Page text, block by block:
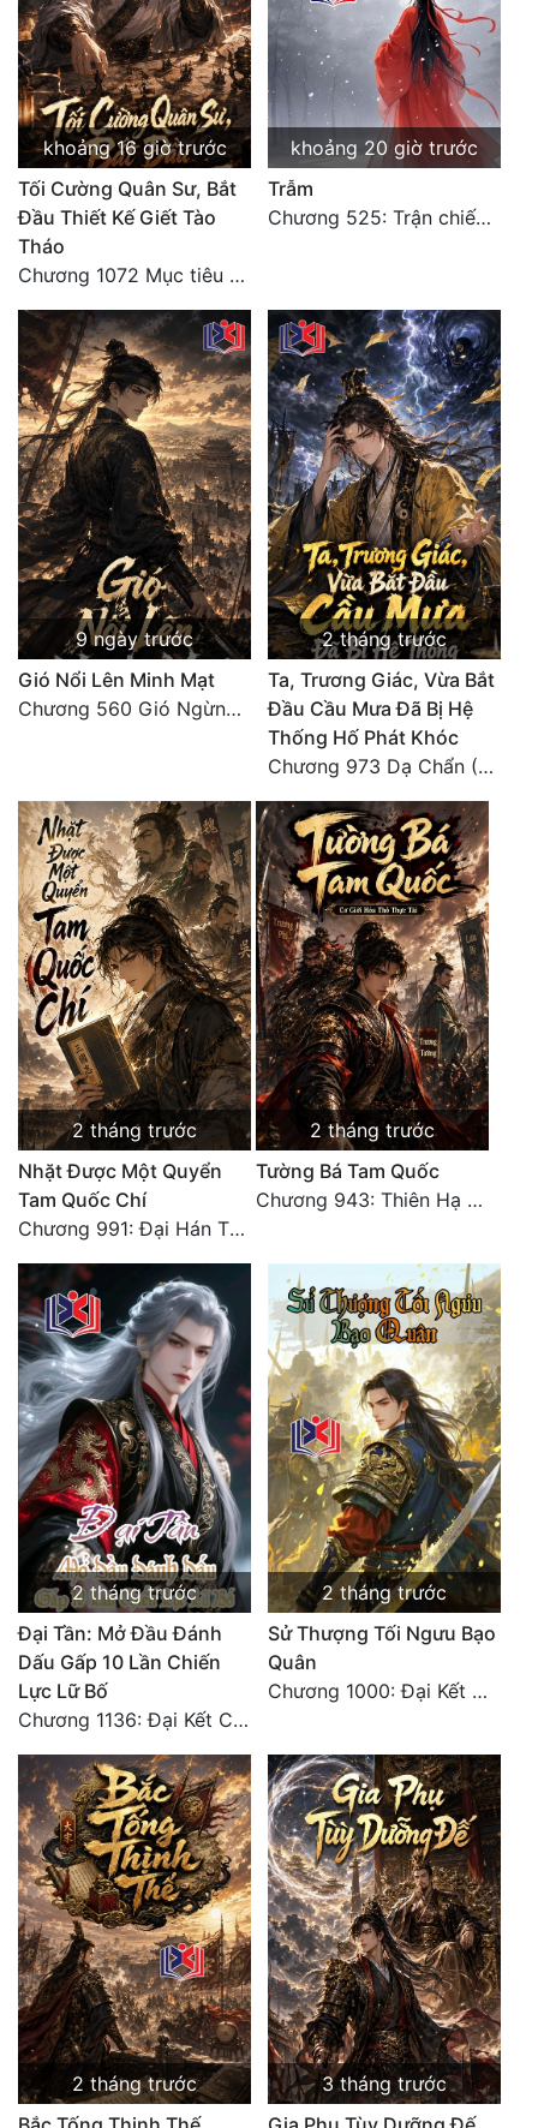
Quân Sự
Sảng Văn
Sắc
Sủng
Thanh Xuân
Tiên Hiệp
Tiểu Thuyết
Trinh Thám
Triều Đấu
Trùng Sinh
Trọng Sinh
Tu Chân
Tu Tiên
Tội Phạm
Vô Địch
Võng Du
Xuyên Không
Xuyên Nhanh
Xuyên Sách
Xuyên Thư
Điền Văn
Đô Thị
Đông Phương
Đông Phương Huyền Huyễn
Đồng Nhân
Cẩu Đạo Trường Sinh
Ngự Thú
Truyện Nam
Truyện Nữ
Vô Địch Lưu
Xây Dựng Thế Lực
Đam Mỹ
Đẹp
Đẹp Hiệp
Tính Cách Nhân Vật :
Cơ Trí
Sát Phạt Quyết Đoán
Vô Sỉ
Điềm Đạm
khoảng 16 giờ trước
Tối Cường Quân Sư, Bắt
Đầu Thiết Kế Giết Tào
Tháo
Chương 1072 Mục tiêu của chúng ta là biển sao trời (2/2)
khoảng 20 giờ trước
Trẫm
Chương 525: Trận chiến tấn công phòng thủ Macao (2)
9 ngày trước
Gió Nổi Lên Minh Mạt
Chương 560 Gió Ngừng (Kết Cục)
2 tháng trước
Ta, Trương Giác, Vừa Bắt
Đầu Cầu Mưa Đã Bị Hệ
Thống Hố Phát Khóc
Chương 973 Dạ Chẩn (2/2)
2 tháng trước
Nhặt Được Một Quyển
Tam Quốc Chí
Chương 991: Đại Hán Thiên Thư (Đại Kết Cục)
2 tháng trước
Tường Bá Tam Quốc
Chương 943: Thiên Hạ Quy Nhất, Giấc Mộng Nam Kha [HẾT]
2 tháng trước
Đại Tần: Mở Đầu Đánh
Dấu Gấp 10 Lần Chiến
Lực Lữ Bố
Chương 1136: Đại Kết Cục
2 tháng trước
Sử Thượng Tối Ngưu Bạo
Quân
Chương 1000: Đại Kết Cục!
2 tháng trước
3 tháng trước